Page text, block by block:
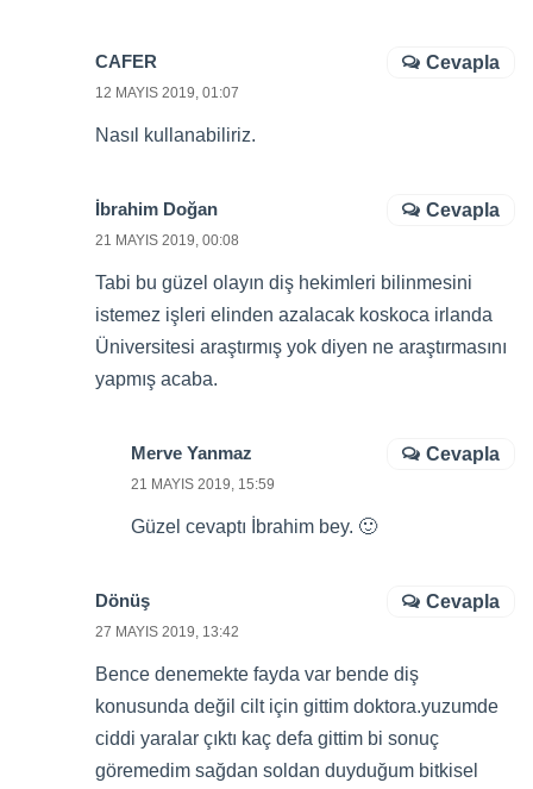
CAFER
12 MAYIS 2019, 01:07
Nasıl kullanabiliriz.
Cevapla
İbrahim Doğan
21 MAYIS 2019, 00:08
Tabi bu güzel olayın diş hekimleri bilinmesini
istemez işleri elinden azalacak koskoca irlanda
Üniversitesi araştırmış yok diyen ne araştırmasını
yapmış acaba.
Cevapla
Merve Yanmaz
21 MAYIS 2019, 15:59
Güzel cevaptı İbrahim bey. 🙂
Cevapla
Dönüş
27 MAYIS 2019, 13:42
Bence denemekte fayda var bende diş
konusunda değil cilt için gittim doktora.yuzumde
ciddi yaralar çıktı kaç defa gittim bi sonuç
göremedim sağdan soldan duyduğum bitkisel
Cevapla